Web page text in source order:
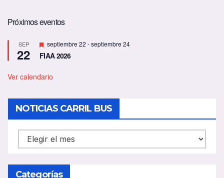
Próximos eventos
SEP
22
D
e
s
a
d
o
septiembre 22 -septiembre 24
FIAA 2026
Ver calendario
NOTICIAS CARRIL BUS
NOTICIAS
CARRIL
BUS
Categorías